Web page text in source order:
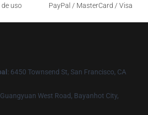
de uso
PayPal / MasterCard / Visa
: 6450 Townsend St, San Francisco, CA
West Road, Bayanhot City,